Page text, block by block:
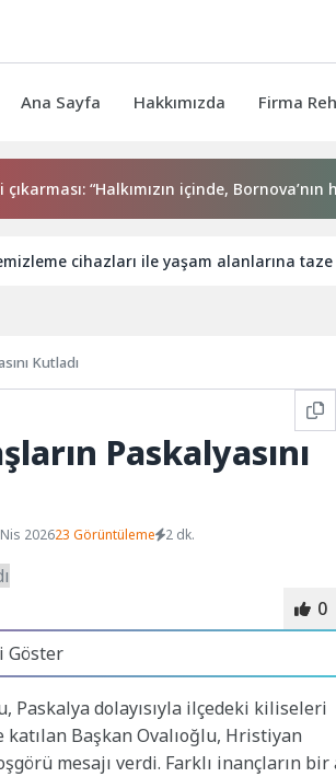
Ana Sayfa Hakkımızda Firma
“Halkımızın içinde, Bornova’nın
cihazları ile yaşam alanlarına
Kutladı
Paskalyasını
202623 Görüntüleme 2 dk.
0
Göster
Paskalya dolayısıyla ilçedeki kiliseleri
Başkan Ovalıoğlu, Hristiyan
mesajı verdi. Farklı inançların bir